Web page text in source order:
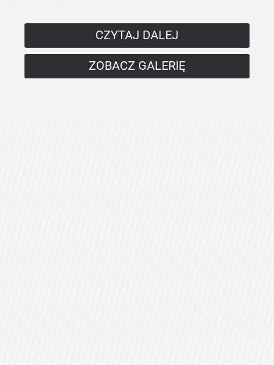
CZYTAJ DALEJ
ZOBACZ GALERIĘ